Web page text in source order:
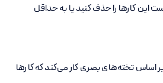
این کارها را حذف کنید یا به حداقل
اساس تخته‌های بصری کار می‌کند که کارها